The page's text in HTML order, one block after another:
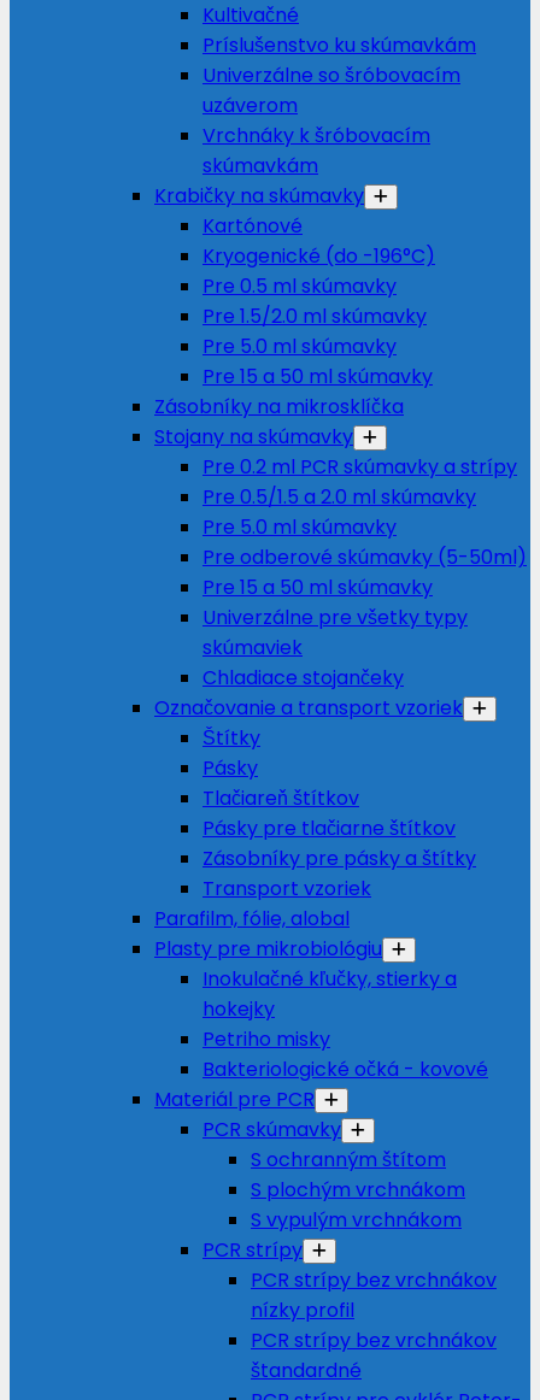
Kultivačné
Príslušenstvo ku skúmavkám
Univerzálne so šróbovacím
uzáverom
Vrchnáky k šróbovacím
skúmavkám
Krabičky na skúmavky
Kartónové
Kryogenické (do -196°C)
Pre 0.5 ml skúmavky
Pre 1.5/2.0 ml skúmavky
Pre 5.0 ml skúmavky
Pre 15 a 50 ml skúmavky
Zásobníky na mikrosklíčka
Stojany na skúmavky
Pre 0.2 ml PCR skúmavky a strípy
Pre 0.5/1.5 a 2.0 ml skúmavky
Pre 5.0 ml skúmavky
Pre odberové skúmavky (5-50ml)
Pre 15 a 50 ml skúmavky
Univerzálne pre všetky typy
skúmaviek
Chladiace stojančeky
Označovanie a transport vzoriek
Štítky
Pásky
Tlačiareň štítkov
Pásky pre tlačiarne štítkov
Zásobníky pre pásky a štítky
Transport vzoriek
Parafilm, fólie, alobal
Plasty pre mikrobiológiu
Inokulačné kľučky, stierky a
hokejky
Petriho misky
Bakteriologické očká - kovové
Materiál pre PCR
PCR skúmavky
S ochranným štítom
S plochým vrchnákom
S vypulým vrchnákom
PCR strípy
PCR strípy bez vrchnákov
nízky profil
PCR strípy bez vrchnákov
štandardné